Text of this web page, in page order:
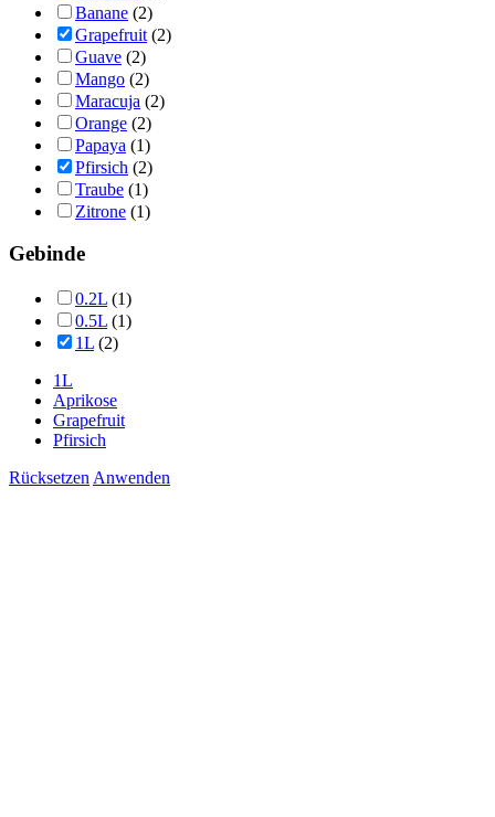
Banane (2)
Grapefruit (2)
Guave (2)
Mango (2)
Maracuja (2)
Orange (2)
Papaya (1)
Pfirsich (2)
Traube (1)
Zitrone (1)
Gebinde
0.2L (1)
0.5L (1)
1L (2)
1L
Aprikose
Grapefruit
Pfirsich
Rücksetzen Anwenden